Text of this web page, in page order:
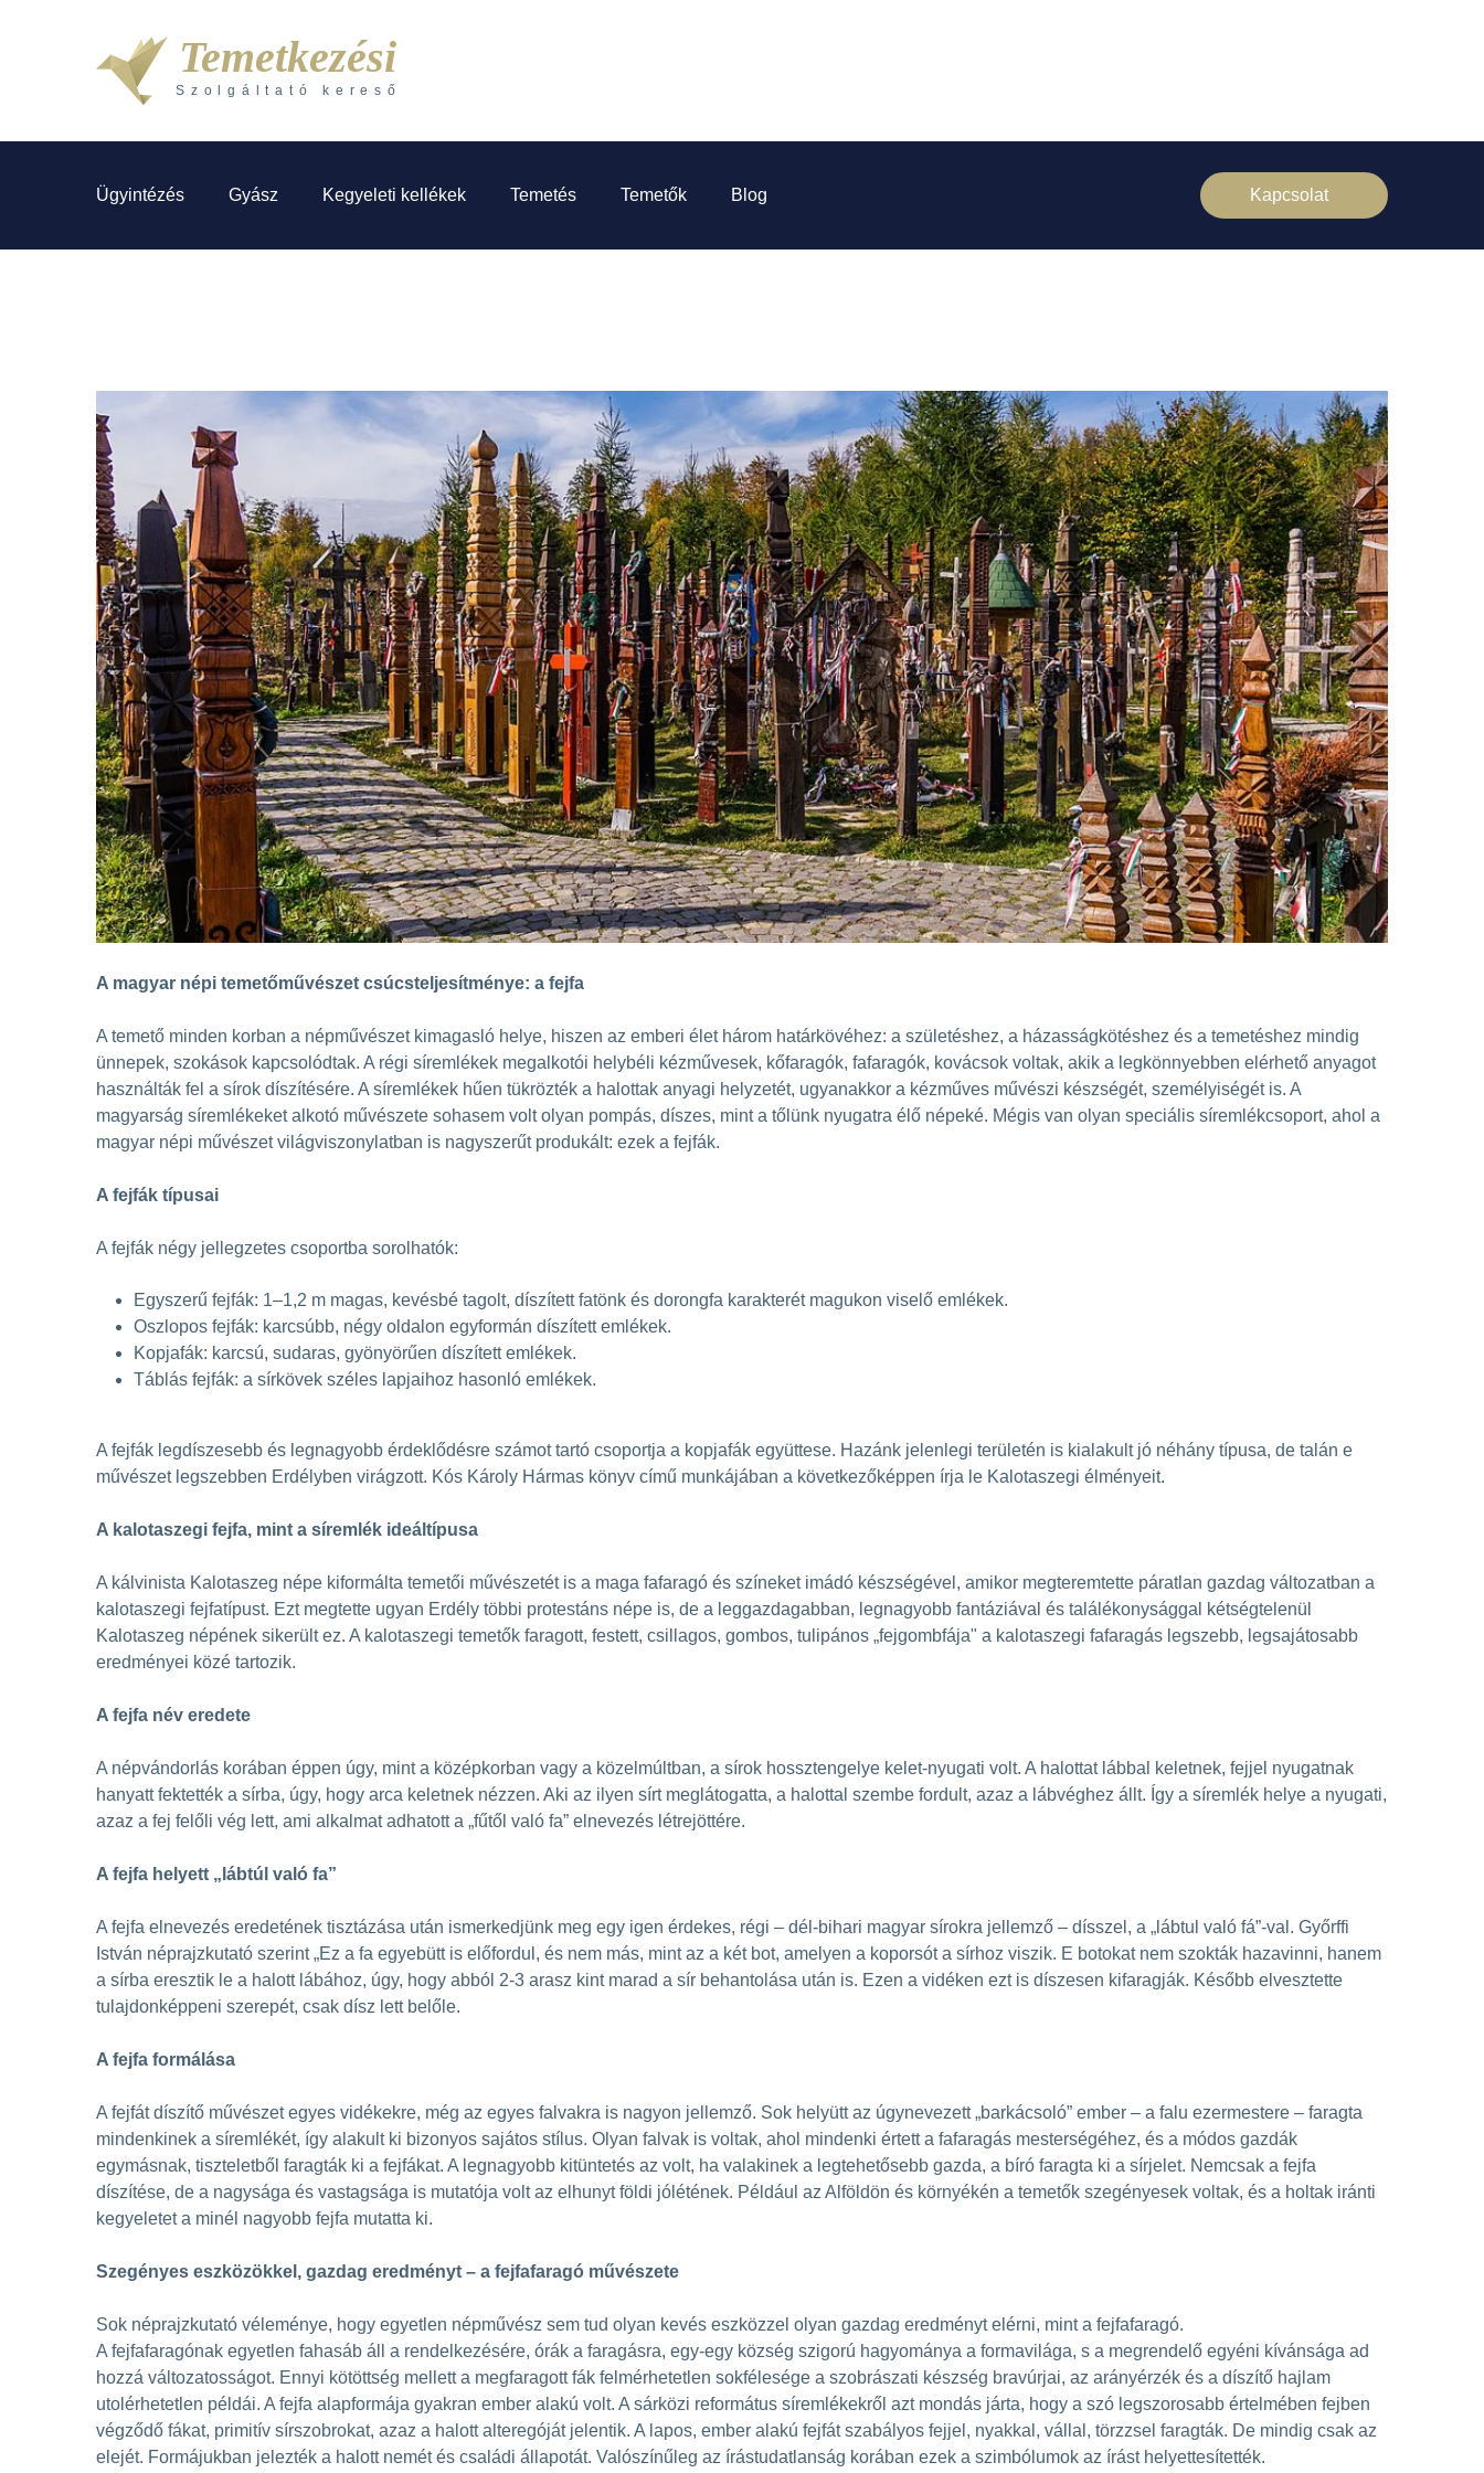
Temetkezési
Szolgáltató kereső
Ügyintézés Gyász Kegyeleti kellékek Temetés Temetők Blog Kapcsolat
A magyar népi temetőművészet csúcsteljesítménye: a fejfa
A temető minden korban a népművészet kimagasló helye, hiszen az emberi élet három határkövéhez: a születéshez, a házasságkötéshez és a temetéshez mindig
ünnepek, szokások kapcsolódtak. A régi síremlékek megalkotói helybéli kézművesek, kőfaragók, fafaragók, kovácsok voltak, akik a legkönnyebben elérhető anyagot
használták fel a sírok díszítésére. A síremlékek hűen tükrözték a halottak anyagi helyzetét, ugyanakkor a kézműves művészi készségét, személyiségét is. A
magyarság síremlékeket alkotó művészete sohasem volt olyan pompás, díszes, mint a tőlünk nyugatra élő népeké. Mégis van olyan speciális síremlékcsoport, ahol a
magyar népi művészet világviszonylatban is nagyszerűt produkált: ezek a fejfák.
A fejfák típusai
A fejfák négy jellegzetes csoportba sorolhatók:
Egyszerű fejfák: 1–1,2 m magas, kevésbé tagolt, díszített fatönk és dorongfa karakterét magukon viselő emlékek.
Oszlopos fejfák: karcsúbb, négy oldalon egyformán díszített emlékek.
Kopjafák: karcsú, sudaras, gyönyörűen díszített emlékek.
Táblás fejfák: a sírkövek széles lapjaihoz hasonló emlékek.
A fejfák legdíszesebb és legnagyobb érdeklődésre számot tartó csoportja a kopjafák együttese. Hazánk jelenlegi területén is kialakult jó néhány típusa, de talán e
művészet legszebben Erdélyben virágzott. Kós Károly Hármas könyv című munkájában a következőképpen írja le Kalotaszegi élményeit.
A kalotaszegi fejfa, mint a síremlék ideáltípusa
A kálvinista Kalotaszeg népe kiformálta temetői művészetét is a maga fafaragó és színeket imádó készségével, amikor megteremtette páratlan gazdag változatban a
kalotaszegi fejfatípust. Ezt megtette ugyan Erdély többi protestáns népe is, de a leggazdagabban, legnagyobb fantáziával és találékonysággal kétségtelenül
Kalotaszeg népének sikerült ez. A kalotaszegi temetők faragott, festett, csillagos, gombos, tulipános „fejgombfája" a kalotaszegi fafaragás legszebb, legsajátosabb
eredményei közé tartozik.
A fejfa név eredete
A népvándorlás korában éppen úgy, mint a középkorban vagy a közelmúltban, a sírok hossztengelye kelet-nyugati volt. A halottat lábbal keletnek, fejjel nyugatnak
hanyatt fektették a sírba, úgy, hogy arca keletnek nézzen. Aki az ilyen sírt meglátogatta, a halottal szembe fordult, azaz a lábvéghez állt. Így a síremlék helye a nyugati,
azaz a fej felőli vég lett, ami alkalmat adhatott a „fűtől való fa” elnevezés létrejöttére.
A fejfa helyett „lábtúl való fa”
A fejfa elnevezés eredetének tisztázása után ismerkedjünk meg egy igen érdekes, régi – dél-bihari magyar sírokra jellemző – dísszel, a „lábtul való fá”-val. Győrffi
István néprajzkutató szerint „Ez a fa egyebütt is előfordul, és nem más, mint az a két bot, amelyen a koporsót a sírhoz viszik. E botokat nem szokták hazavinni, hanem
a sírba eresztik le a halott lábához, úgy, hogy abból 2-3 arasz kint marad a sír behantolása után is. Ezen a vidéken ezt is díszesen kifaragják. Később elvesztette
tulajdonképpeni szerepét, csak dísz lett belőle.
A fejfa formálása
A fejfát díszítő művészet egyes vidékekre, még az egyes falvakra is nagyon jellemző. Sok helyütt az úgynevezett „barkácsoló” ember – a falu ezermestere – faragta
mindenkinek a síremlékét, így alakult ki bizonyos sajátos stílus. Olyan falvak is voltak, ahol mindenki értett a fafaragás mesterségéhez, és a módos gazdák
egymásnak, tiszteletből faragták ki a fejfákat. A legnagyobb kitüntetés az volt, ha valakinek a legtehetősebb gazda, a bíró faragta ki a sírjelet. Nemcsak a fejfa
díszítése, de a nagysága és vastagsága is mutatója volt az elhunyt földi jólétének. Például az Alföldön és környékén a temetők szegényesek voltak, és a holtak iránti
kegyeletet a minél nagyobb fejfa mutatta ki.
Szegényes eszközökkel, gazdag eredményt – a fejfafaragó művészete
Sok néprajzkutató véleménye, hogy egyetlen népművész sem tud olyan kevés eszközzel olyan gazdag eredményt elérni, mint a fejfafaragó.
A fejfafaragónak egyetlen fahasáb áll a rendelkezésére, órák a faragásra, egy-egy község szigorú hagyománya a formavilága, s a megrendelő egyéni kívánsága ad
hozzá változatosságot. Ennyi kötöttség mellett a megfaragott fák felmérhetetlen sokfélesége a szobrászati készség bravúrjai, az arányérzék és a díszítő hajlam
utolérhetetlen példái. A fejfa alapformája gyakran ember alakú volt. A sárközi református síremlékekről azt mondás járta, hogy a szó legszorosabb értelmében fejben
végződő fákat, primitív sírszobrokat, azaz a halott alteregóját jelentik. A lapos, ember alakú fejfát szabályos fejjel, nyakkal, vállal, törzzsel faragták. De mindig csak az
elejét. Formájukban jelezték a halott nemét és családi állapotát. Valószínűleg az írástudatlanság korában ezek a szimbólumok az írást helyettesítették.